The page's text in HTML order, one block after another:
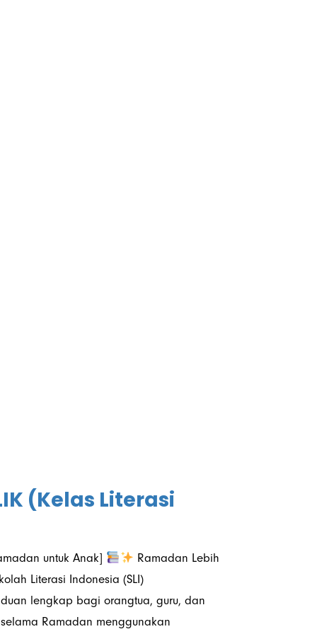
(Kelas Literasi
untuk Anak]
Ramadan Lebih
Literasi Indonesia (SLI)
lengkap bagi orangtua, guru, dan
Ramadan menggunakan